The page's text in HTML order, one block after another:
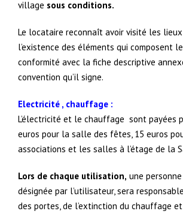
village sous conditions.
Le locataire reconnaît avoir visité les
l’existence des éléments qui composent
conformité avec la fiche descriptive
convention qu’il signe.
Electricité , chauffage :
L’électricité et le chauffage sont payées
euros pour la salle des fêtes, 15 euros
associations et les salles à l’étage de la
Lors de chaque utilisation, une personne
désignée par l’utilisateur, sera
des portes, de l’extinction du chauffage